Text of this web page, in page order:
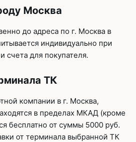
Москва
до адреса по г. Москва в
индивидуально при
счета для покупателя.
ТК
компании в г. Москва,
в пределах МКАД (кроме
бесплатно от суммы 5000 руб.
от терминала выбранной ТК